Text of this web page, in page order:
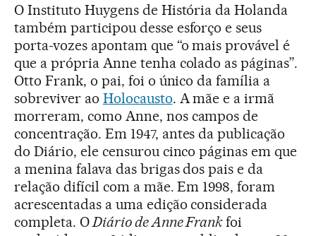
O Instituto Huygens de História da Holanda
também participou desse esforço e seus
porta-vozes apontam que “o mais provável é
que a própria Anne tenha colado as páginas”.
Otto Frank, o pai, foi o único da família a
sobreviver ao Holocausto. A mãe e a irmã
morreram, como Anne, nos campos de
concentração. Em 1947, antes da publicação
do Diário, ele censurou cinco páginas em que
a menina falava das brigas dos pais e da
relação difícil com a mãe. Em 1998, foram
acrescentadas a uma edição considerada
completa. ODiário de Anne Frankfoi